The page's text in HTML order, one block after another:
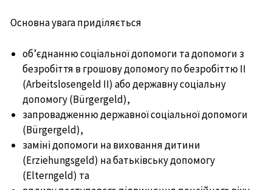
Основна увага приділяється
об’єднанню соціальної допомоги та допомоги з
безробіття в грошову допомогу по безробіттю II
(Arbeitslosengeld II) або державну соціальну
допомогу (Bürgergeld),
запровадженню державної соціальної допомоги
(Bürgergeld),
заміні допомоги на виховання дитини
(Erziehungsgeld) на батьківську допомогу
(Elterngeld) та